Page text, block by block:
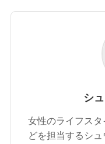
シ
女性のライフス
どを担当するシ